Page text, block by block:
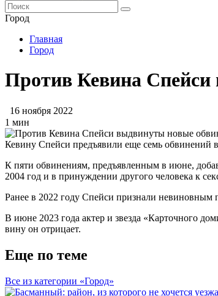
Город
Главная
Город
Против Кевина
16 ноября 2022
1 мин
Кевину Спейси предъявили еще семь обвинений
К пяти обвинениям, предъявленным в июне,
2004 год и в принуждении другого человека к
Ранее в 2022 году Спейси признали невиновным
В июне 2023 года актер и звезда «Карточного
вину он отрицает.
Еще по теме
Все из категории «Город»